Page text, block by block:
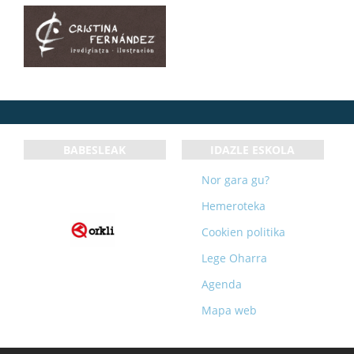
BABESLEAK
IDAZLE ESKOLA
Nor gara gu?
Hemeroteka
Cookien politika
Lege Oharra
Agenda
Mapa web